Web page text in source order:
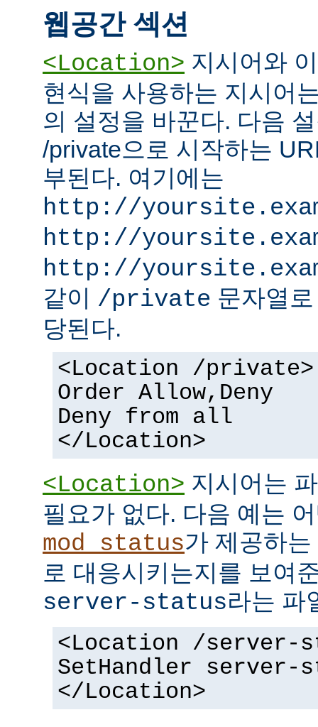
웹공간 섹션
<Location> 지시어와
현식을 사용하는 지시어
의 설정을 바꾼다. 다음
/private으로 시작하는
부된다. 여기에는
http://
http://
http://
같이 /private 문자열
당된다.
<Location /private>
Order Allow,Deny
Deny from all
</Location>
<Location> 지시어는
필요가 없다. 다음 예는
mod_status가 제공하
로 대응시키는지를 보여
server-status라는 파
<Location /server-
SetHandler server-
</Location>